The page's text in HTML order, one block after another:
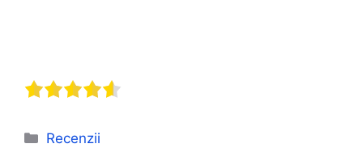
Categorii
Recenzii